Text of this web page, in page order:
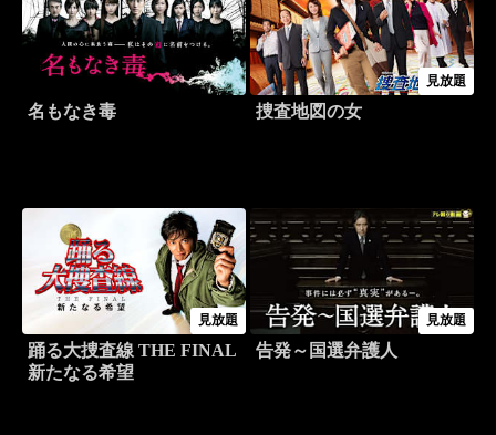
名もなき毒
見放題
捜査地図の女
見放題
踊る大捜査線 THE FINAL
新たなる希望
見放題
告発～国選弁護人